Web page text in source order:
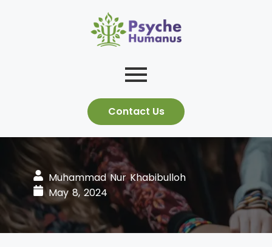
Contact Us
Muhammad Nur Khabibulloh
May 8, 2024